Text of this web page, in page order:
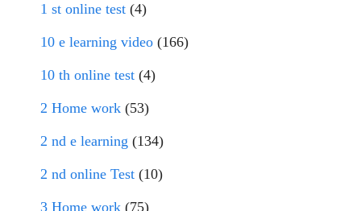
1 st online test (4)
10 e learning video (166)
10 th online test (4)
2 Home work (53)
2 nd e learning (134)
2 nd online Test (10)
3 Home work (75)